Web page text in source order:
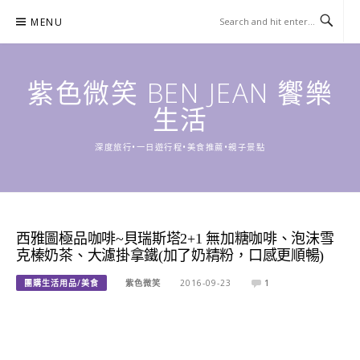
content
MENU
紫色微笑 BEN JEAN 饗樂
生活
深度旅行•一日遊行程•美食推薦•親子景點
西雅圖極品咖啡~貝瑞斯塔2+1 無加糖咖啡、泡沫雪
克榛奶茶、大濾掛拿鐵(加了奶精粉，口感更順暢)
團購生活用品/美食 紫色微笑 2016-09-23 1